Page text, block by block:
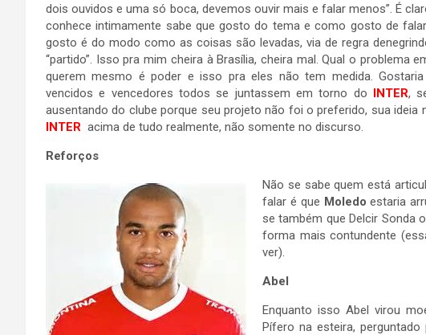
dois ouvidos e uma só boca, devemos ouvir mais e falar menos”. É
conhece intimamente sabe que gosto do tema e como gosto de
gosto é do modo como as coisas são levadas, via de regra
“partido”. Isso pra mim cheira à Brasília, cheira mal. Qual o problema
querem mesmo é poder e isso pra eles não tem medida.
vencidos e vencedores todos se juntassem em torno do INTER,
ausentando do clube porque seu projeto não foi o preferido, sua
INTER acima de tudo realmente, não somente no discurso.
Reforços
Não se sabe quem está
falar é que Moledo estaria
se também que Delcir Sonda
forma mais contundente
ver).
Abel
Enquanto isso Abel virou
Pífero na esteira,